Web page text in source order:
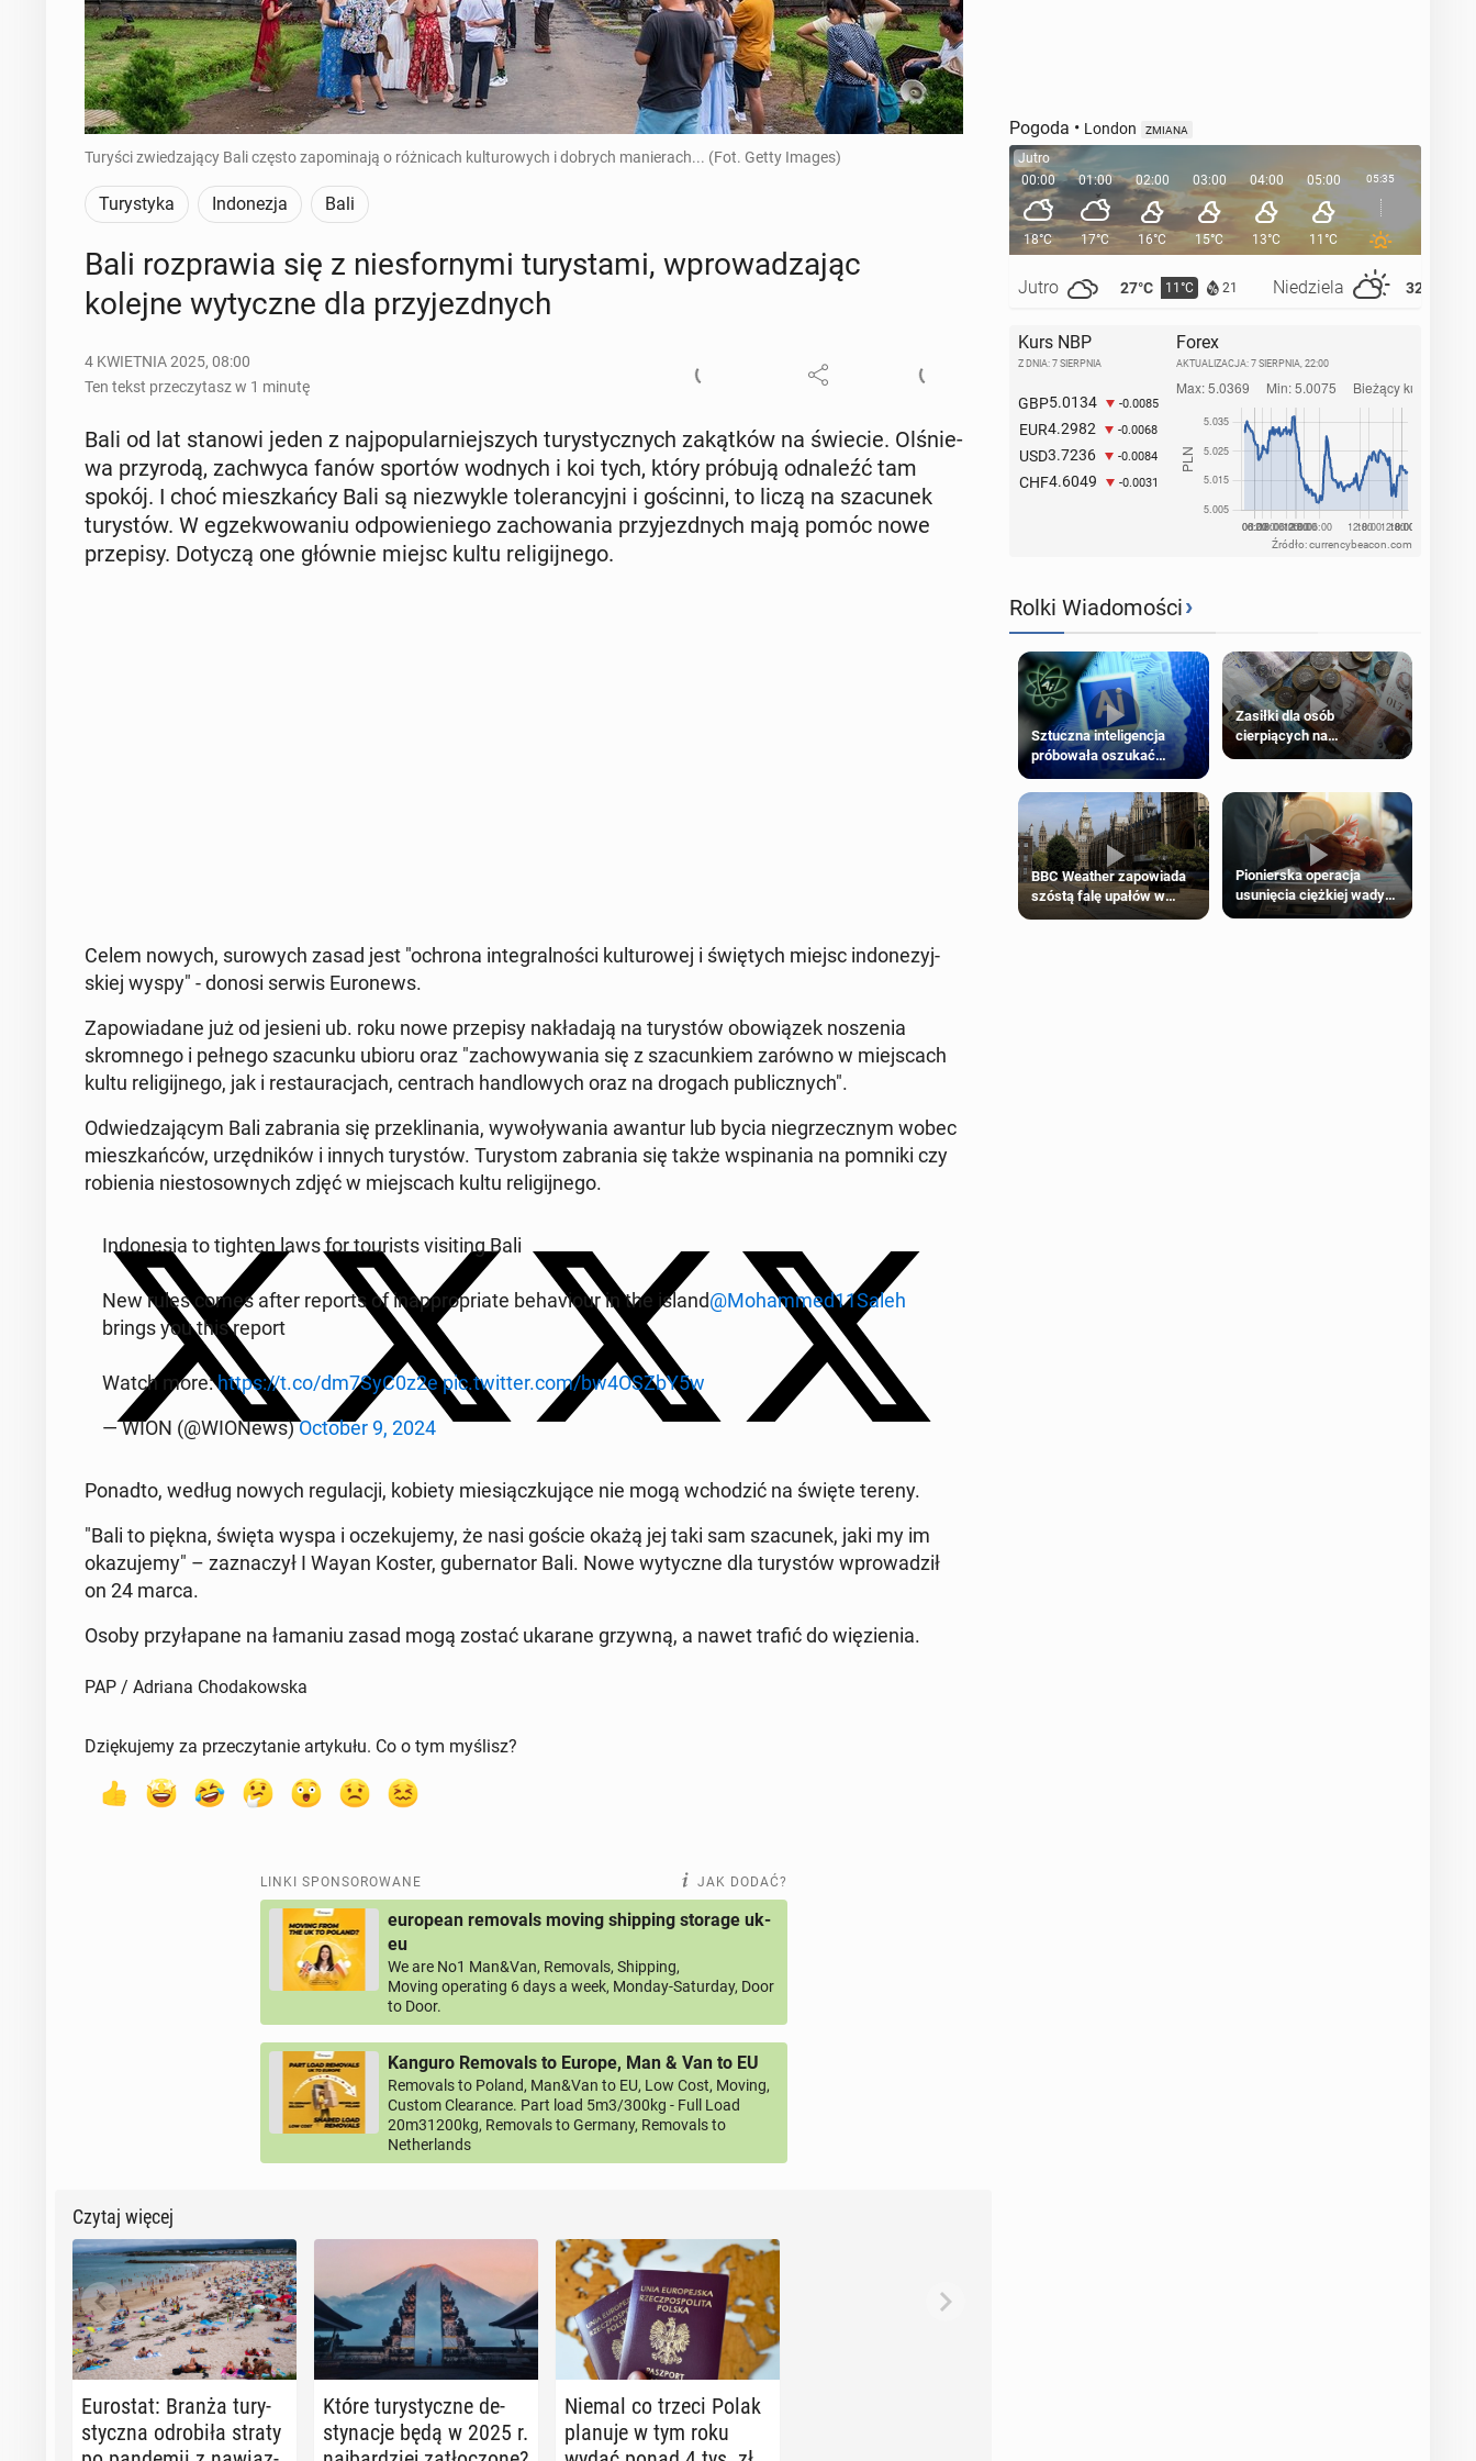
Turyści zwiedzający Bali często zapominają o różnicach kulturowych i dobrych manierach... (Fot. Getty Images)
Turystyka Indonezja Bali
Bali roz­pra­wia się z nie­sfor­ny­mi tu­ry­sta­mi, wpro­wa­dza­jąc
kolejne wy­tycz­ne dla przy­jezd­nych
4 KWIETNIA 2025, 08:00
Ten tekst przeczytasz w 1 minutę
Bali od lat stanowi jeden z naj­po­pu­lar­niej­szych tu­ry­stycz­nych za­kąt­ków na świecie. Olśnie­
wa przy­ro­dą, za­chwy­ca fanów sportów wodnych i koi tych, który próbują od­na­leźć tam
spokój. I choć miesz­kań­cy Bali są nie­zwy­kle to­le­ran­cyj­ni i go­ścin­ni, to liczą na sza­cu­nek
tu­ry­stów. W eg­ze­kwo­wa­niu od­po­wie­nie­go za­cho­wa­nia przy­jezd­nych mają pomóc nowe
prze­pi­sy. Dotyczą one głównie miejsc kultu re­li­gij­ne­go.
Celem nowych, su­ro­wych zasad jest "ochrona in­te­gral­no­ści kul­tu­ro­wej i świę­tych miejsc in­do­ne­zyj­
skiej wyspy" - donosi serwis Eu­ro­news.
Za­po­wia­da­ne już od jesieni ub. roku nowe prze­pi­sy na­kła­da­ją na tu­ry­stów obo­wią­zek no­sze­nia
skrom­ne­go i pełnego sza­cun­ku ubioru oraz "za­cho­wy­wa­nia się z sza­cun­kiem zarówno w miej­scach
kultu re­li­gij­ne­go, jak i re­stau­ra­cjach, cen­trach han­dlo­wych oraz na drogach pu­blicz­nych".
Od­wie­dza­ją­cym Bali za­bra­nia się prze­kli­na­nia, wy­wo­ły­wa­nia awantur lub bycia nie­grzecz­nym wobec
miesz­kań­ców, urzęd­ni­ków i innych tu­ry­stów. Tu­ry­stom za­bra­nia się także wspi­na­nia na pomniki czy
ro­bie­nia nie­sto­sow­nych zdjęć w miej­scach kultu re­li­gij­ne­go.
In­do­ne­sia to tighten laws for to­uri­sts vi­si­ting Bali
New rules comes after reports of in­ap­pro­pria­te be­ha­vio­ur in the island@Mo­ham­med11Saleh
brings you this report
Watch more:https://t.co/dm7SyC0z2e pic.twitter.com/bw4OSZbY5w
— WION (@WIONews)October 9, 2024
Ponadto, według nowych re­gu­la­cji, kobiety mie­siącz­ku­ją­ce nie mogą wcho­dzić na święte tereny.
"Bali to piękna, święta wyspa i ocze­ku­je­my, że nasi goście okażą jej taki sam sza­cu­nek, jaki my im
oka­zu­je­my" – za­zna­czył I Wayan Koster, gu­ber­na­tor Bali. Nowe wy­tycz­ne dla tu­ry­stów wpro­wa­dził
on 24 marca.
Osoby przy­ła­pa­ne na łamaniu zasad mogą zostać ukarane grzywną, a nawet trafić do wię­zie­nia.
PAP / Adriana Chodakowska
Dziękujemy za przeczytanie artykułu. Co o tym myślisz?
LINKI SPONSOROWANE JAK DODAĆ?
european removals moving shipping storage uk-
eu
We are No1 Man&Van, Removals, Shipping,
Moving operating 6 days a week, Monday-Saturday, Door
to Door.
Kanguro Removals to Europe, Man & Van to EU
Removals to Poland, Man&Van to EU, Low Cost, Moving,
Custom Clearance. Part load 5m3/300kg - Full Load
20m31200kg, Removals to Germany, Removals to
Netherlands
Czytaj więcej
Eu­ro­stat: Branża tu­ry­
stycz­na od­ro­bi­ła straty
Które tu­ry­stycz­ne de­
sty­na­cje będą w 2025 r.
Niemal co trzeci Polak
planuje w tym roku
Pogoda • London ZMIANA
Jutro
00:00
18°C
Jutro 27°C 11°C 21 Niedziela 32°C
01:00
17°C
02:00
16°C
03:00
15°C
04:00
13°C
05:00
11°C
05:35 06:00
Kurs NBP
Z DNIA: 7 SIERPNIA
GBP5.0134 -0.0085
EUR4.2982 -0.0068
USD3.7236 -0.0084
CHF4.6049 -0.0031
Forex
AKTUALIZACJA: 7 SIERPNIA, 22:00
Źródło: currencybeacon.com
Rolki Wiadomości›
Sztuczna inteligencja
próbowała oszukać
człowieka
Zasiłki dla osób
cierpiących na
schorzenia psychiczne
BBC Weather zapowiada
szóstą falę upałów w
Londynie
Pionierska operacja
usunięcia ciężkiej wady
wrodzonej płodu w łonie